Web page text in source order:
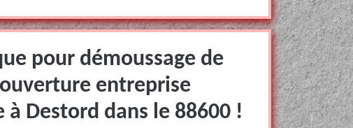
pour démoussage de
entreprise
à Destord dans le 88600 !